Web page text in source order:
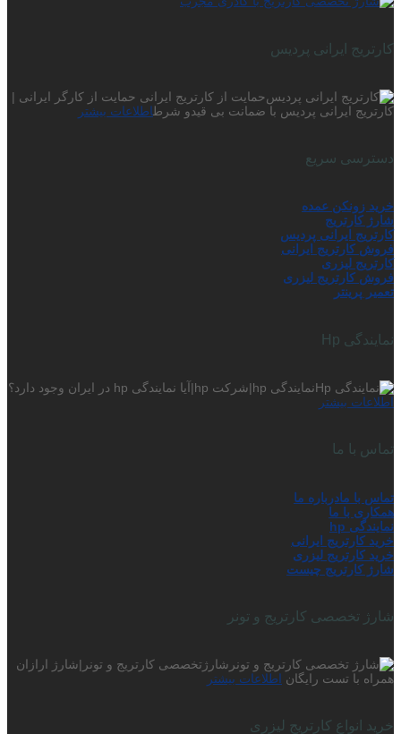
کارتریج ایرانی پردیس
حمایت از کارتریج ایرانی حمایت از کارگر ایرانی |
کارتریج ایرانی پردیس با ضمانت بی قیدو شرطاطلاعات بیشتر
دسترسی سریع
خرید زونکن عمده
شارژ کارتریج
کارتریج ایرانی پردیس
فروش کارتریج ایرانی
کارتریج لیزری
فروش کارتریج لیزری
تعمیر پرینتر
نمایندگی Hp
نمایندگی hp|شرکت hp|آیا نمایندگی hp در ایران وجود دارد؟
اطلاعات بیشتر
تماس با ما
تماس با مادرباره ما
همکاری با ما
نمایندگی hp
خرید کارتریج ایرانی
خرید کارتریج لیزری
شارژ کارتریج چیست
شارژ تخصصی کارتریج و تونر
شارژتخصصی کارتریج و تونر|شارژ ارازان
همراه با تست رایگان
اطلاعات بیشتر
خرید انواع کارتریج لیزری